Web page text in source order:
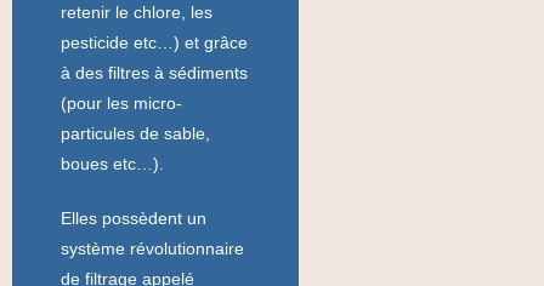
retenir le chlore, les
pesticide etc…) et grâce
à des filtres à sédiments
(pour les micro-
particules de sable,
boues etc…).
Elles possèdent un
système révolutionnaire
de filtrage appelé